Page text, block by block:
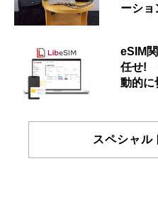
ーショ
eSIM
任せ!
動的に
スペシャル